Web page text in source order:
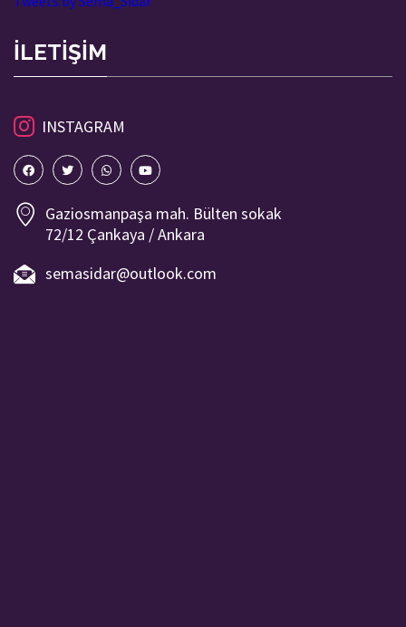
İLETİŞİM
INSTAGRAM
Gaziosmanpaşa mah. Bülten sokak
72/12 Çankaya / Ankara
semasidar@outlook.com